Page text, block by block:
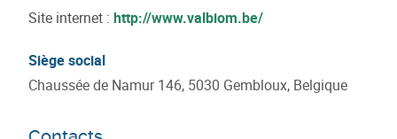
Site internet : http://www.valbiom.be/
Siège social
Chaussée de Namur 146, 5030 Gembloux, Belgique